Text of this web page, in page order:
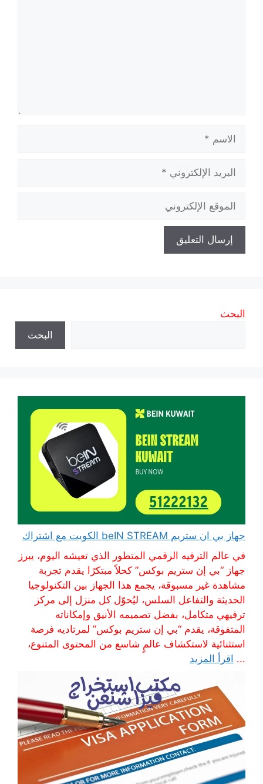
الإلكتروني
الإلكتروني
البحث
البحث
جهاز بي ان ستريم beIN STREAM الكويت مع اشتراك
في عالم الترفيه الرقمي المتطور الذي تعيشه اليوم، يبرز
جهاز “بي إن ستريم بوكس” كحلاً مبتكرًا يقدم تجربة
مشاهدة غير مسبوقة، يجمع هذا الجهاز بين التكنولوجيا
الحديثة والتفاعل السلس، ليُحوّل كل منزل إلى مركز
ترفيهي متكامل، بفضل تصميمه الأنيق وإمكاناته
المتفوقة، يقدم “بي إن ستريم بوكس” لمرتاديه فرصة
استثنائية لاستكشاف عالمٍ شاسع من المحتوى المتنوع،
... اقرأ المزيد